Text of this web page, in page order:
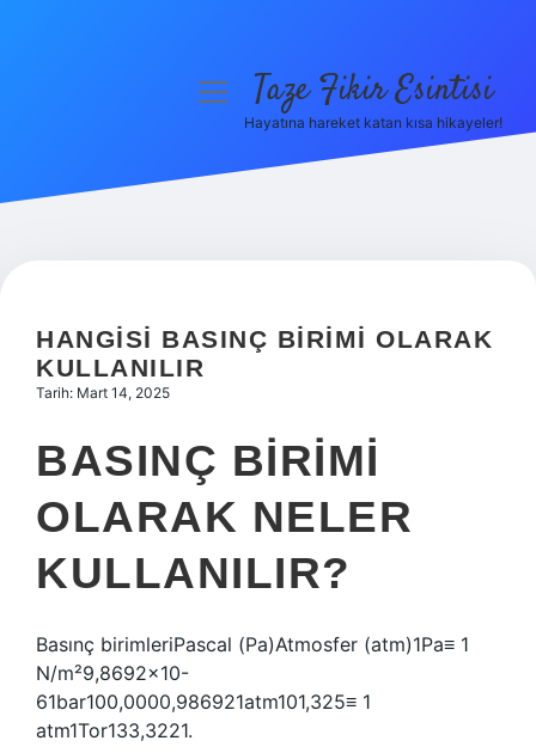
Hakkımızda
menüyüTaze Fikir Esintisi
Hayatına hareket katan kısa hikayeler!
HANGISI BASINÇ BIRIMI OLARAK
KULLANILIR
Tarih: Mart 14, 2025
BASINÇ BIRIMI
OLARAK NELER
KULLANILIR?
Basınç birimleriPascal (Pa)Atmosfer (atm)1Pa≡ 1
N/m²9,8692×10-
61bar100,0000,986921atm101,325≡ 1
atm1Tor133,3221.